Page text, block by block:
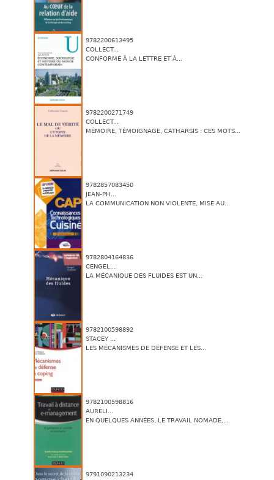
9782200613495
COLLECT...
CONFORME À LA LETTRE ET À...
9782200271749
COLLECT...
MÉMOIRE, TÉMOIGNAGE, CATHARSIS : CES MOTS...
9782857083450
JEAN-PH...
LA COMMUNICATION NON VIOLENTE, MISE AU...
9782804164836
CENGEL...
LA MÉCANIQUE DES FLUIDES EST UN...
9782100598892
STACEY ...
LES MÉCANISMES DE DÉFENSE ET LES...
9782100598816
AURÉLI...
EN QUELQUES ANNÉES, LE TRAVAIL NOMADE,...
9791090213234